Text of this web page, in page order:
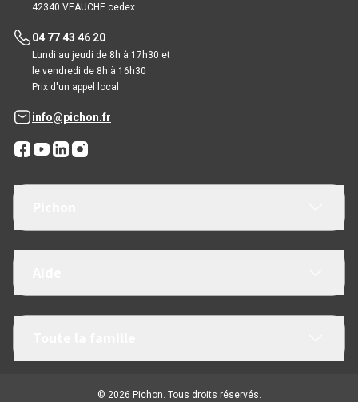
42340 VEAUCHE cedex
04 77 43 46 20
Lundi au jeudi de 8h à 17h30 et
le vendredi de 8h à 16h30
Prix d'un appel local
info@pichon.fr
© 2026 Pichon. Tous droits réservés.